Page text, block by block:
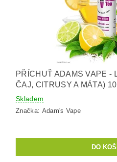
PŘÍCHUŤ ADAMS VAPE -
ČAJ, CITRUSY A MÁTA)
Skladem
Značka: Adam's Vape